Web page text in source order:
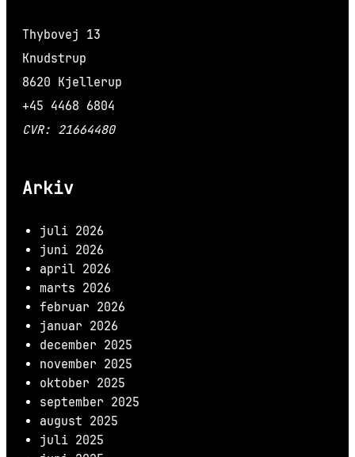
Thybovej 13
Knudstrup
8620 Kjellerup
+45 4468 6804
CVR: 21664480
Arkiv
juli 2026
juni 2026
april 2026
marts 2026
februar 2026
januar 2026
december 2025
november 2025
oktober 2025
september 2025
august 2025
juli 2025